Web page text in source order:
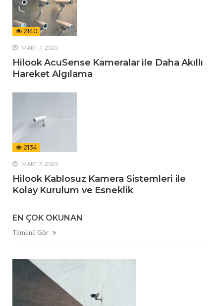
2140
MART 7, 2025
Hilook AcuSense Kameralar ile Daha Akıllı
Hareket Algılama
2134
MART 7, 2025
Hilook Kablosuz Kamera Sistemleri ile
Kolay Kurulum ve Esneklik
EN ÇOK OKUNAN
Tümünü Gör